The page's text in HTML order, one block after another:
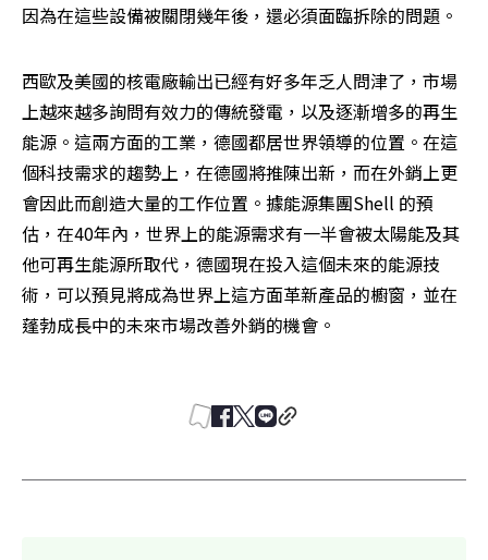
因為在這些設備被關閉幾年後，還必須面臨拆除的問題。
西歐及美國的核電廠輸出已經有好多年乏人問津了，市場
上越來越多詢問有效力的傳統發電，以及逐漸增多的再生
能源。這兩方面的工業，德國都居世界領導的位置。在這
個科技需求的趨勢上，在德國將推陳出新，而在外銷上更
會因此而創造大量的工作位置。據能源集團Shell 的預
估，在40年內，世界上的能源需求有一半會被太陽能及其
他可再生能源所取代，德國現在投入這個未來的能源技
術，可以預見將成為世界上這方面革新產品的櫥窗，並在
蓬勃成長中的未來市場改善外銷的機會。